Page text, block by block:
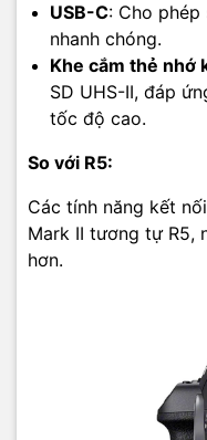
USB-C: Cho
nhanh chóng.
Khe cắm thẻ nhớ
SD UHS-II, đáp
tốc độ cao.
So với R5:
Các tính năng kết
Mark II tương tự R5,
hơn.